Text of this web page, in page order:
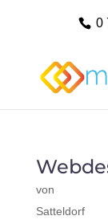
0
von
Satteldorf